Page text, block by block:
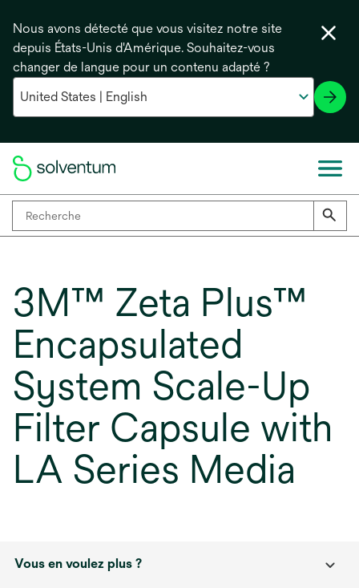
Nous avons détecté que vous visitez notre site
depuis États-Unis d'Amérique. Souhaitez-vous
changer de langue pour un contenu adapté ?
3M™ Zeta Plus™
Encapsulated
System Scale-Up
Filter Capsule with
LA Series Media
Vous en voulez plus ?